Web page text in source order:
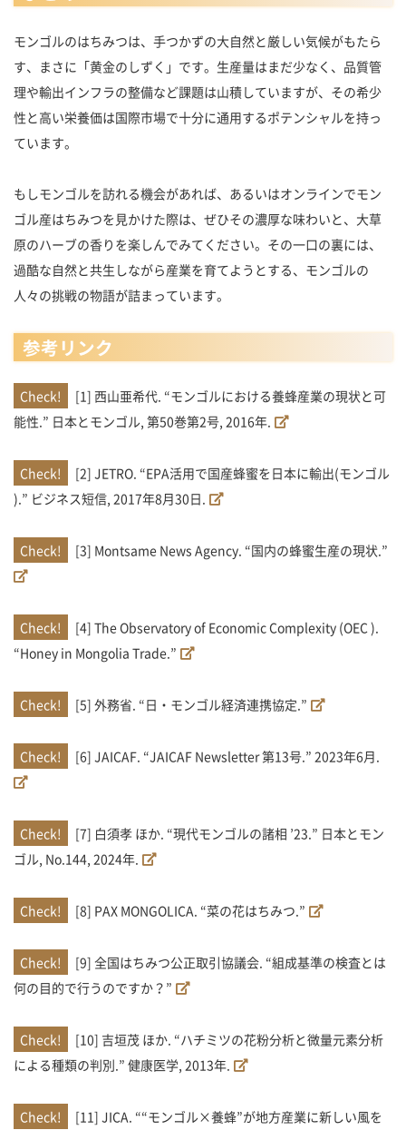
モンゴルのはちみつは、手つかずの大自然と厳しい気候がもたら
す、まさに「黄金のしずく」です。生産量はまだ少なく、品質管
理や輸出インフラの整備など課題は山積していますが、その希少
性と高い栄養価は国際市場で十分に通用するポテンシャルを持っ
ています。
もしモンゴルを訪れる機会があれば、あるいはオンラインでモン
ゴル産はちみつを見かけた際は、ぜひその濃厚な味わいと、大草
原のハーブの香りを楽しんでみてください。その一口の裏には、
過酷な自然と共生しながら産業を育てようとする、モンゴルの
人々の挑戦の物語が詰まっています。
参考リンク
[1] 西山亜希代. “モンゴルにおける養蜂産業の現状と可
能性.” 日本とモンゴル, 第50巻第2号, 2016年.
[2] JETRO. “EPA活用で国産蜂蜜を日本に輸出(モンゴル
).” ビジネス短信, 2017年8月30日.
[3] Montsame News Agency. “国内の蜂蜜生産の現状.”
[4] The Observatory of Economic Complexity (OEC ).
“Honey in Mongolia Trade.”
[5] 外務省. “日・モンゴル経済連携協定.”
[6] JAICAF. “JAICAF Newsletter 第13号.” 2023年6月.
[7] 白須孝 ほか. “現代モンゴルの諸相 ’23.” 日本とモン
ゴル, No.144, 2024年.
[8] PAX MONGOLICA. “菜の花はちみつ.”
[9] 全国はちみつ公正取引協議会. “組成基準の検査とは
何の目的で行うのですか？”
[10] 吉垣茂 ほか. “ハチミツの花粉分析と微量元素分析
による種類の判別.” 健康医学, 2013年.
[11] JICA. ““モンゴル×養蜂”が地方産業に新しい風を